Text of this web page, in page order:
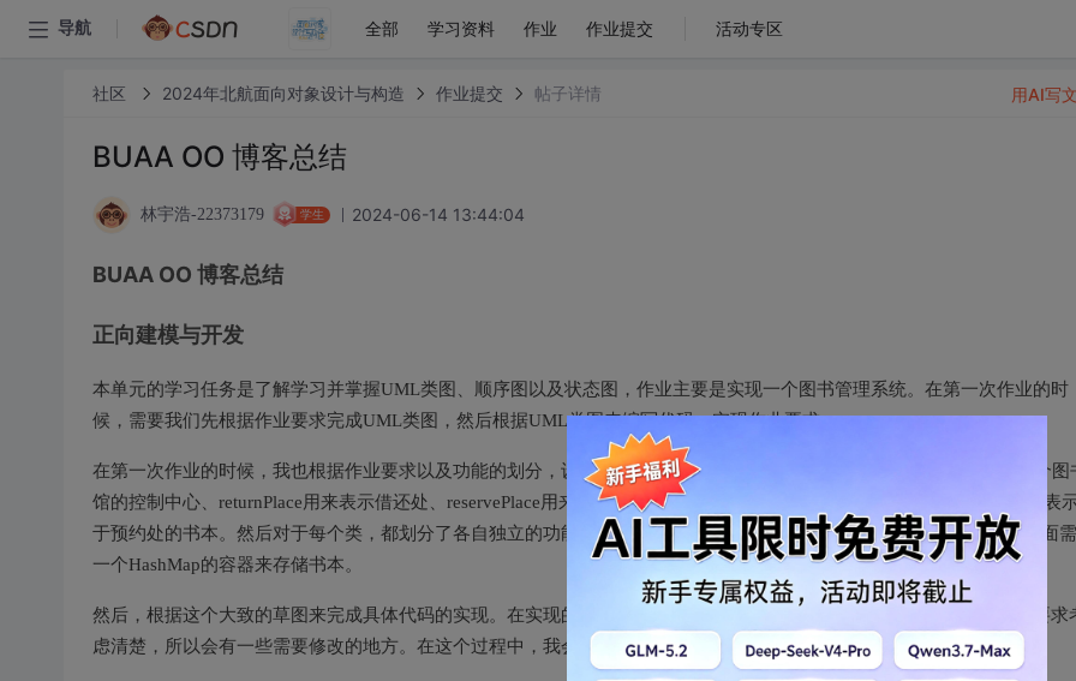
导航 全部 学习资料 作业 作业提交 活动专区
社区 2024年北航面向对象设计与构造 作业提交 帖子详情
BUAA OO 博客总结
林宇浩-22373179 学生 2024-06-14 13:44:04
BUAA OO 博客总结
正向建模与开发
本单元的学习任务是了解学习并掌握UML类图、顺序图以及状态图，作业主要是实现一个图书管理系统。在第一次作业的时
候，需要我们先根据作业要求完成UML类图，然后根据UML类图来编写代码，实现作业要求。
在第一次作业的时候，我也根据作业要求以及功能的划分，设计了UML类图的大致草图：有大致五个类：Library作为整个图
馆的控制中心、returnPlace用来表示借还处、reservePlace用来表示预约处、reader用来表示借书者以及bookInReserve用来表
于预约处的书本。然后对于每个类，都划分了各自独立的功能。比如：returnPlace主要是完成借书和还书的功能，所以里面
一个HashMap的容器来存储书本。
然后，根据这个大致的草图来完成具体代码的实现。在实现的过程中，由于最初设计UML类图的时候并未完全将作业的要求
虑清楚，所以会有一些需要修改的地方。在这个过程中，我会根据具体代码的实现，再不断地完善优化UML类图。
用AI写